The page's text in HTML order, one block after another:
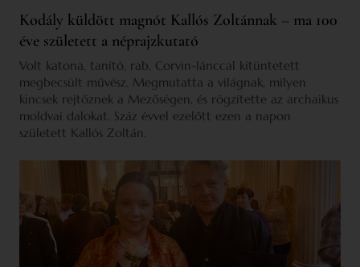
Kodály küldött magnót Kallós Zoltánnak – ma 100
éve született a néprajzkutató
Volt katona, tanító, rab, Corvin-lánccal kitüntetett
megbecsült művész. Megmutatta a világnak, milyen
kincsek rejtőznek a Mezőségen, és rögzítette az archaikus
moldvai dalokat. Száz évvel ezelőtt ezen a napon
született Kallós Zoltán.